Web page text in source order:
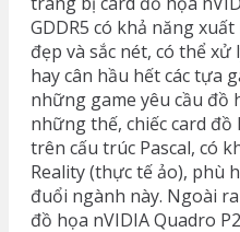
GDDR5 có khả năng
đẹp và sắc nét, có thể
hay cân hầu hết các tựa
những game yêu cầu đồ
những thế, chiếc card
trên cấu trúc Pascal, có
Reality (thực tế ảo), phù
đuổi ngành này. Ngoài
đồ họa nVIDIA Quadro